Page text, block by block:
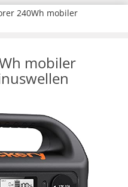
240Wh mobiler
mobiler